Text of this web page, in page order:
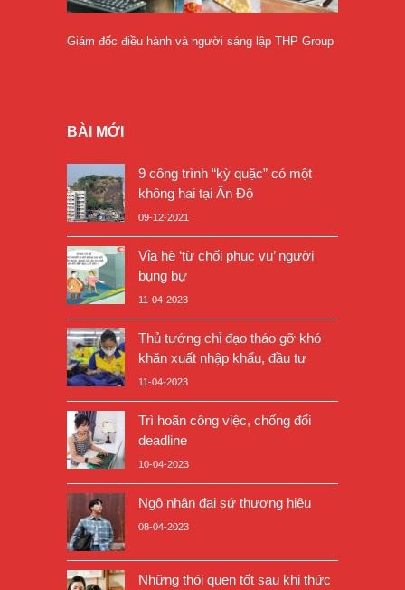
Giám đốc điều hành và người sáng lập THP Group
BÀI MỚI
9 công trình “kỳ quặc” có một
không hai tại Ấn Độ
09-12-2021
Vỉa hè ‘từ chối phục vụ’ người
bụng bự
11-04-2023
Thủ tướng chỉ đạo tháo gỡ khó
khăn xuất nhập khẩu, đầu tư
11-04-2023
Trì hoãn công việc, chống đối
deadline
10-04-2023
Ngộ nhận đại sứ thương hiệu
08-04-2023
Những thói quen tốt sau khi thức